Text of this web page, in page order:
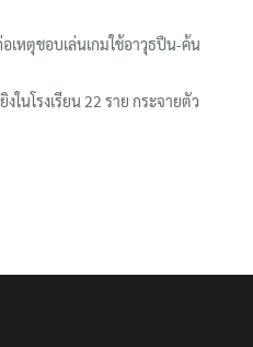
เหตุชอบเล่นเกมใช้อาวุธปืน-ค้น
ในโรงเรียน 22 ราย กระจายตัว